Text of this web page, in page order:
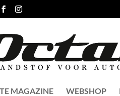
MAGAZINE WEBSHOP